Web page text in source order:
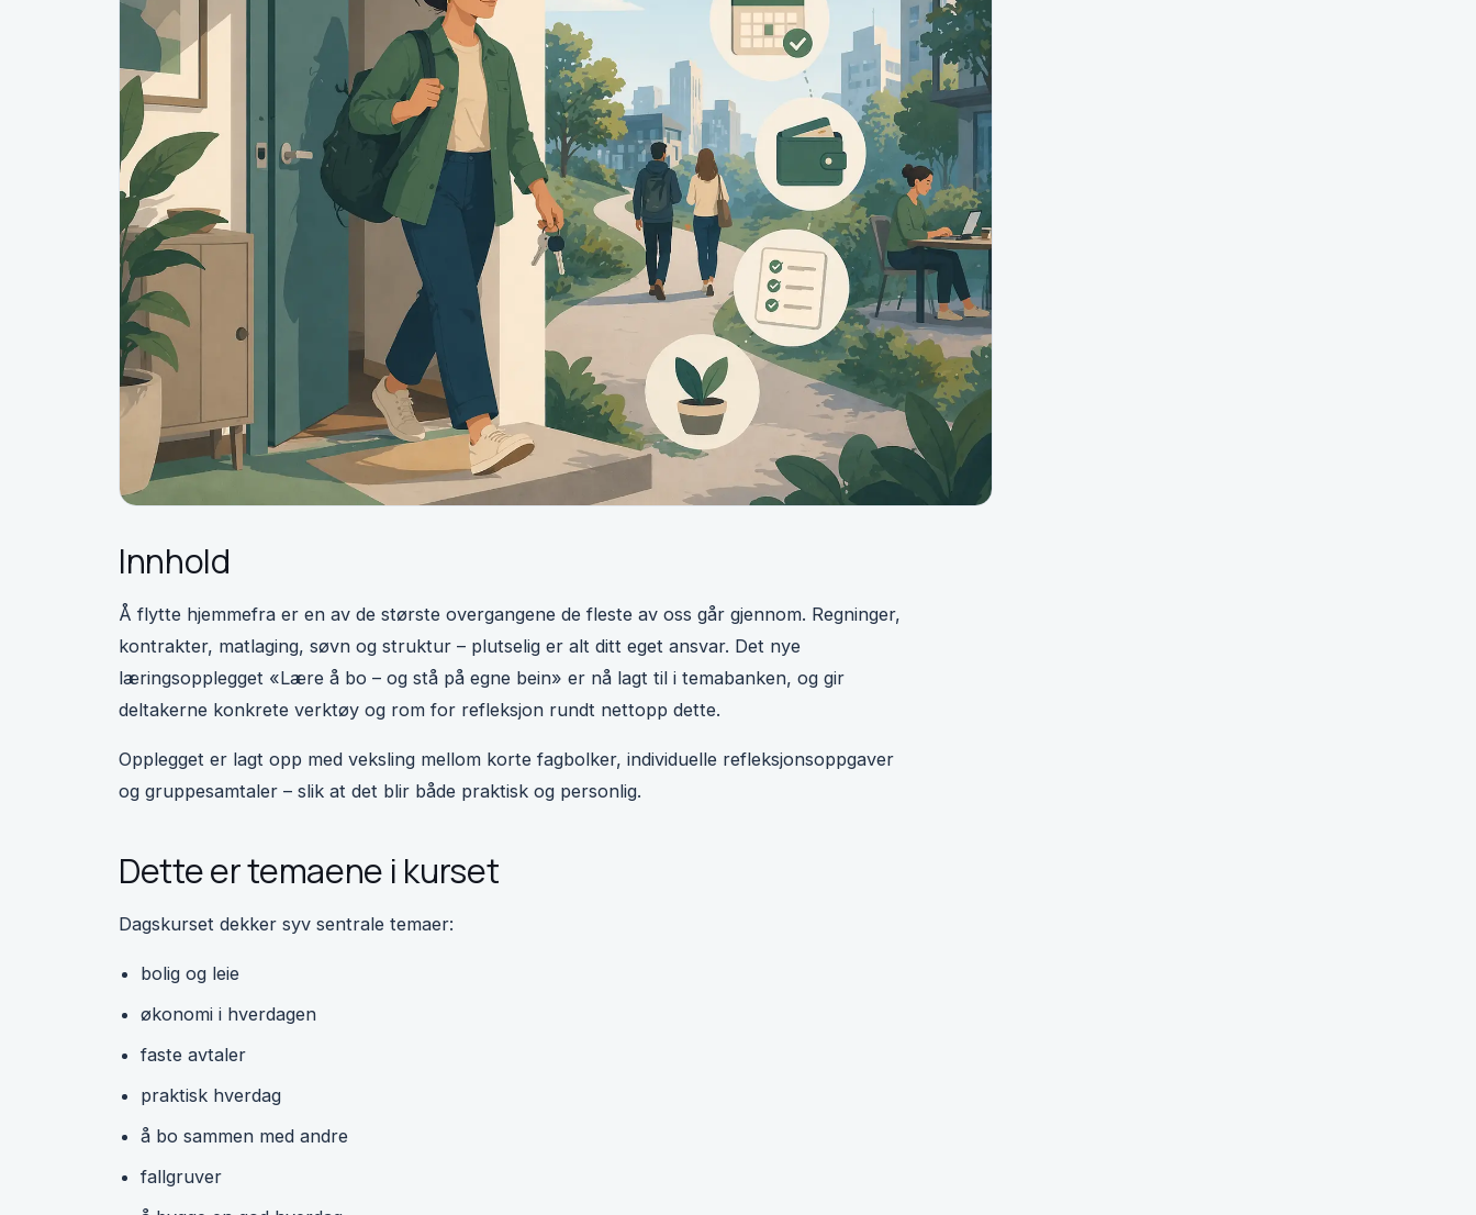
Innhold
Å flytte hjemmefra er en av de største overgangene de fleste av oss går gjennom. Regninger,
kontrakter, matlaging, søvn og struktur – plutselig er alt ditt eget ansvar. Det nye
læringsopplegget «Lære å bo – og stå på egne bein» er nå lagt til i temabanken, og gir
deltakerne konkrete verktøy og rom for refleksjon rundt nettopp dette.
Opplegget er lagt opp med veksling mellom korte fagbolker, individuelle refleksjonsoppgaver
og gruppesamtaler – slik at det blir både praktisk og personlig.
Dette er temaene i kurset
Dagskurset dekker syv sentrale temaer:
bolig og leie
økonomi i hverdagen
faste avtaler
praktisk hverdag
å bo sammen med andre
fallgruver